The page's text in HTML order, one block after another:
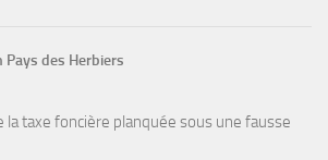
Pays des Herbiers
taxe foncière planquée sous une fausse